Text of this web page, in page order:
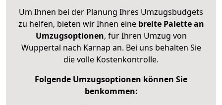
Um Ihnen bei der Planung Ihres Umzugsbudgets
zu helfen, bieten wir Ihnen eine breite Palette an
Umzugsoptionen, für Ihren Umzug von
Wuppertal nach Karnap an. Bei uns behalten Sie
die volle Kostenkontrolle.
Folgende Umzugsoptionen können Sie
benkommen: